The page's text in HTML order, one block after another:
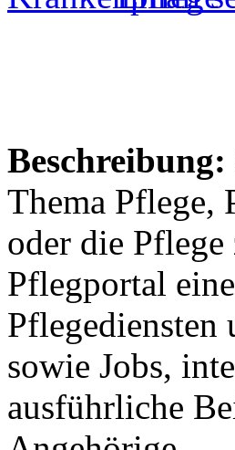
Beschreibung:
Thema Pflege,
oder die
Pflegportal
Pflegediensten
sowie Jobs,
ausführliche